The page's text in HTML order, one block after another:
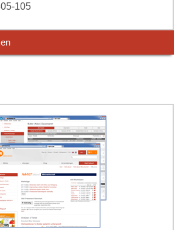
105